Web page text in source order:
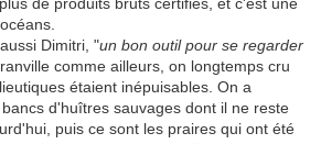
Dimitri, "un bon outil pour se regarder
comme ailleurs, on longtemps cru
étaient inépuisables. On a
d'huîtres sauvages dont il ne reste
puis ce sont les praires qui ont été